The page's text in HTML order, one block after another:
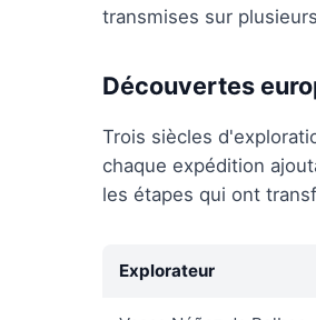
transmises sur
Découvertes
Trois siècles
chaque expédition
les étapes qui ont
Explorateur